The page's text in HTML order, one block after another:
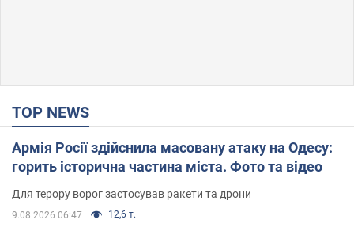
TOP NEWS
Армія Росії здійснила масовану атаку на Одесу:
горить історична частина міста. Фото та відео
Для терору ворог застосував ракети та дрони
9.08.2026 06:47 12,6 т.